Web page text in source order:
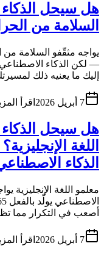
هل سيحل
السلامة من
— لكن الذكاء الاصطناعي
إليك ما يعنيه ذلك
7 أبريل 2026 اقرأ
هل سيحل
اللغة
الذكاء
أصعب في التكرار مما
7 أبريل 2026 اقرأ